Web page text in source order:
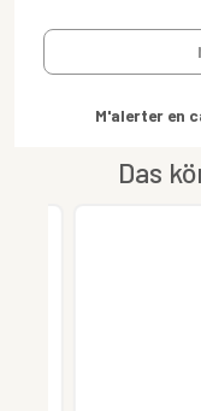
M'alerter en
Das